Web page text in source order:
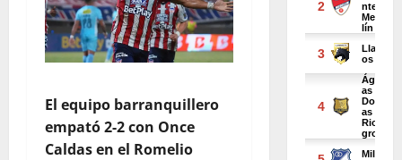
El equipo barranquillero
empató 2-2 con Once
Caldas en el Romelio